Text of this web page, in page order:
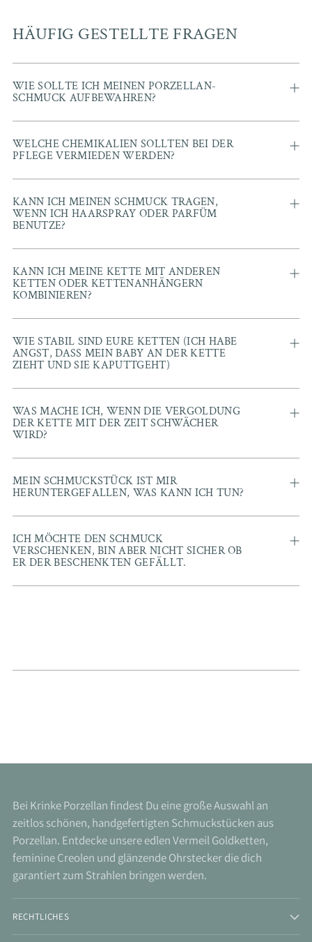
HÄUFIG GESTELLTE FRAGEN
WIE SOLLTE ICH MEINEN PORZELLAN-
SCHMUCK AUFBEWAHREN?
WELCHE CHEMIKALIEN SOLLTEN BEI DER
PFLEGE VERMIEDEN WERDEN?
KANN ICH MEINEN SCHMUCK TRAGEN,
WENN ICH HAARSPRAY ODER PARFÜM
BENUTZE?
KANN ICH MEINE KETTE MIT ANDEREN
KETTEN ODER KETTENANHÄNGERN
KOMBINIEREN?
WIE STABIL SIND EURE KETTEN (ICH HABE
ANGST, DASS MEIN BABY AN DER KETTE
ZIEHT UND SIE KAPUTTGEHT)
WAS MACHE ICH, WENN DIE VERGOLDUNG
DER KETTE MIT DER ZEIT SCHWÄCHER
WIRD?
MEIN SCHMUCKSTÜCK IST MIR
HERUNTERGEFALLEN, WAS KANN ICH TUN?
ICH MÖCHTE DEN SCHMUCK
VERSCHENKEN, BIN ABER NICHT SICHER OB
ER DER BESCHENKTEN GEFÄLLT.
Bei Krinke Porzellan findest Du eine große Auswahl an
zeitlos schönen, handgefertigten Schmuckstücken aus
Porzellan. Entdecke unsere edlen Vermeil Goldketten,
feminine Creolen und glänzende Ohrstecker die dich
garantiert zum Strahlen bringen werden.
RECHTLICHES